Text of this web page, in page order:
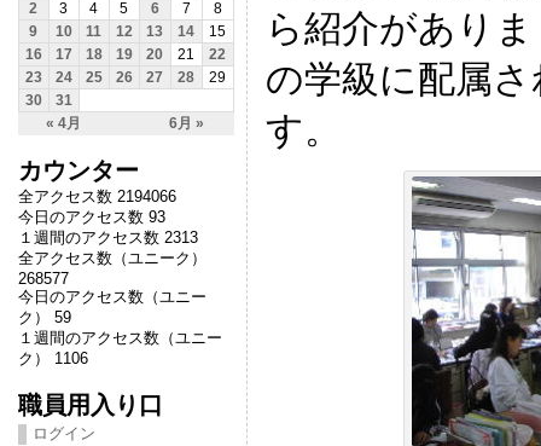
« 4月 6月 »
2
3 4 5 6 7
8
9
10 11 12 13 14
15
16
17 18 19 20 21
22
23
24 25 26 27 28
29
30
31
カウンター
全アクセス数 2194066
今日のアクセス数 93
１週間のアクセス数 2313
全アクセス数（ユニーク）
268577
今日のアクセス数（ユニー
ク） 59
１週間のアクセス数（ユニー
ク） 1106
職員用入り口
ログイン
ら紹介があり
の学級に配属
す。